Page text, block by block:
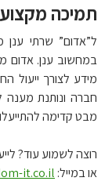
שרתי ענן
ענן. אדום
לצורך ייעול
ונותנת מענה
קדימה להתייעלות
לשמוע עוד? לייעוץ חינם,
במייל:it.co.il